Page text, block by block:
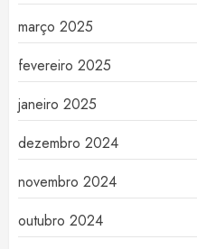
março 2025
fevereiro 2025
janeiro 2025
dezembro 2024
novembro 2024
outubro 2024